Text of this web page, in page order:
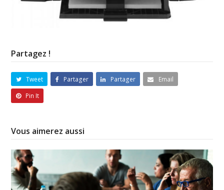
Partagez !
Tweet Partager Partager
Email
Pin It
Vous aimerez aussi